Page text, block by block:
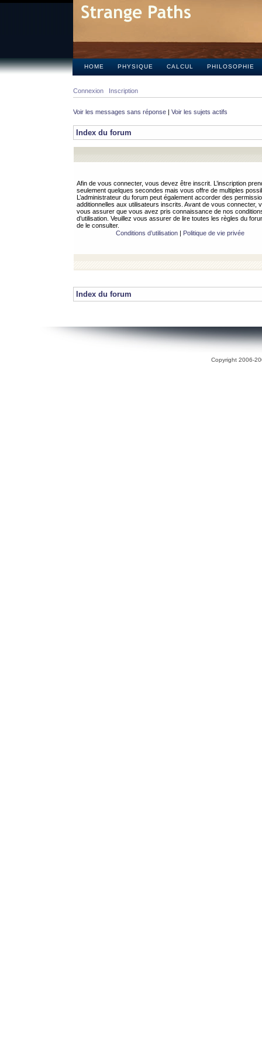
HOME PHYSIQUE CALCUL PHILOSOPHIE
Connexion Inscription
Voir les messages sans réponse | Voir les sujets actifs
Index du forum
Afin de vous connecter, vous devez être inscrit. L’inscription
seulement quelques secondes mais vous offre de multiples
L’administrateur du forum peut également accorder des
additionnelles aux utilisateurs inscrits. Avant de vous connecter,
vous assurer que vous avez pris connaissance de nos
d’utilisation. Veuillez vous assurer de lire toutes les règles du
de le consulter.
Conditions d’utilisation| Politique de vie privée
Index du forum
Copyright 2006-